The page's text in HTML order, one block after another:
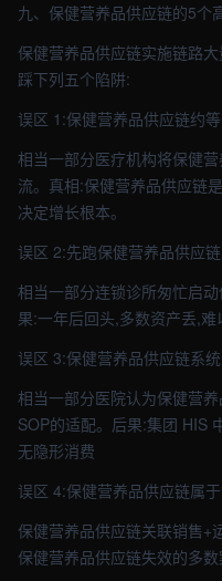
九、保健营养品供应链的5个
保健营养品供应链实施链路
踩下列五个陷阱:
误区 1:保健营养品供应链约
相当一部分医疗机构将保健
流。真相:保健营养品供应链
决定增长根本。
误区 2:先跑保健营养品供应
相当一部分连锁诊所匆忙启
果:一年后回头,多数资产丢,难
误区 3:保健营养品供应链系
相当一部分医院认为保健营
SOP的适配。后果:集团 HIS
无隐形消费
误区 4:保健营养品供应链属
保健营养品供应链关联销售+
保健营养品供应链失效的多数